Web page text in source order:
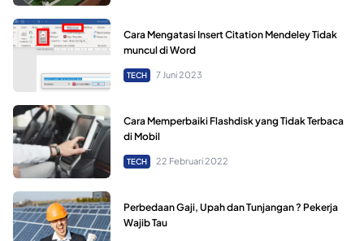
Cara Mengatasi Insert Citation Mendeley Tidak
muncul di Word
TECH 7 Juni 2023
Cara Memperbaiki Flashdisk yang Tidak Terbaca
di Mobil
TECH 22 Februari 2022
Perbedaan Gaji, Upah dan Tunjangan ? Pekerja
Wajib Tau